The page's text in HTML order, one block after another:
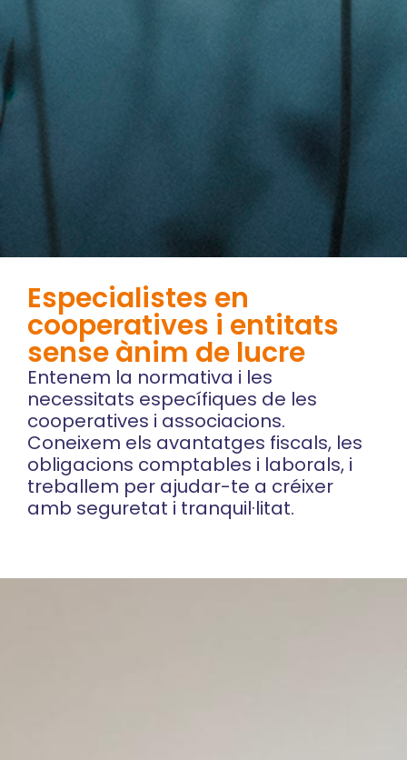
Especialistes en
cooperatives i entitats
sense ànim de lucre
Entenem la normativa i les
necessitats específiques de les
cooperatives i associacions.
Coneixem els avantatges fiscals, les
obligacions comptables i laborals, i
treballem per ajudar-te a créixer
amb seguretat i tranquil·litat.